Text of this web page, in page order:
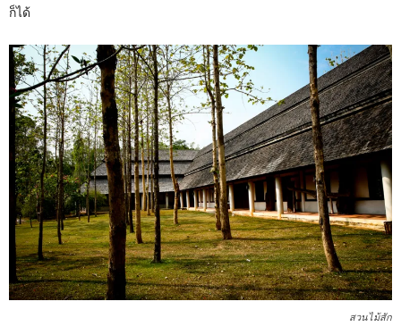
ก็ได้
สวนไม้สัก